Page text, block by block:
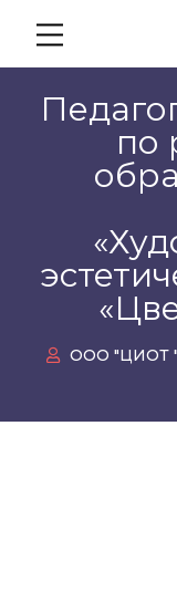
по
ООО "ЦИОТ